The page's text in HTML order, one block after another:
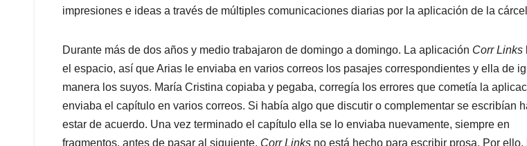
impresiones e ideas a través de múltiples comunicaciones diarias por la aplicación de la
Durante más de dos años y medio trabajaron de domingo a domingo. La aplicación Corr Links
el espacio, así que Arias le enviaba en varios correos los pasajes correspondientes y ella de
manera los suyos. María Cristina copiaba y pegaba, corregía los errores que cometía la
enviaba el capítulo en varios correos. Si había algo que discutir o complementar se escribían
estar de acuerdo. Una vez terminado el capítulo ella se lo enviaba nuevamente, siempre en
fragmentos, antes de pasar al siguiente. Corr Links no está hecho para escribir prosa. Por ello,